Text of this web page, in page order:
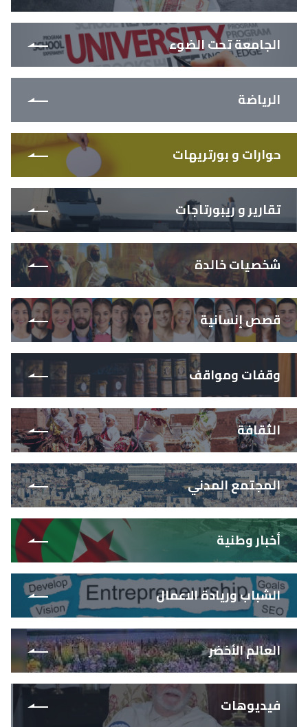
الجامعة تحت الضوء
الرياضة
حوارات و بورتريهات
تقارير و ريبورتاجات
شخصيات خالدة
قصص إنسانية
وقفات ومواقف
الثقافة
المجتمع المدني
أخبار وطنية
الشباب وريادة الاعمال
العالم الأخضر
فيديوهات